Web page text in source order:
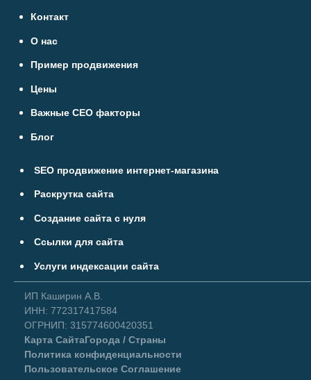
SEO продвижение интернет-магазина
Раскрутка сайта
Создание сайта с нуля
Ссылки для сайта
Услуги индексации сайта
Контакт
О нас
Пример продвижения
Цены
Важные СЕО факторы
Блог
ИП Каширин А.В.
ИНН: 772317417584
ОГРНИП: 315774600420351
Карта СайтаГорода / Страны
Политика конфиденциальности
Пользовательское Соглашение